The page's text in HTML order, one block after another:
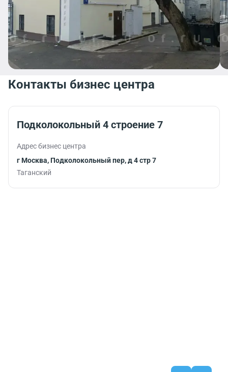
Контакты бизнес центра
Подколокольный 4 строение 7
Адрес бизнес центра
г Москва, Подколокольный пер, д 4 стр 7
Таганский